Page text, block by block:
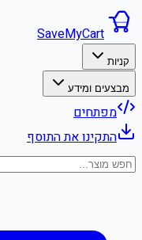
SaveMyCart
קניות
מבצעים ומידע
מפתחים
התקינו את התוסף